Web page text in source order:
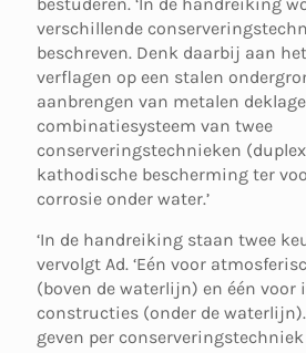
verschillende
beschreven. Denk daarbij aan
verflagen op een stalen
aanbrengen van metalen
combinatiesysteem van twee
conserveringstechnieken
kathodische bescherming ter
corrosie onder water.’
‘In de handreiking staan twee
vervolgt Ad. ‘Eén voor
(boven de waterlijn) en één voor
constructies (onder de
geven per